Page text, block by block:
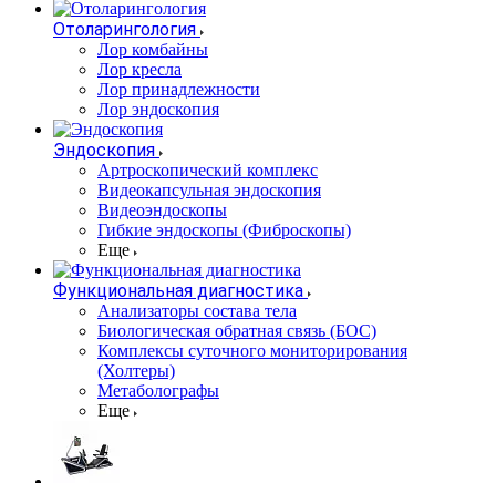
Отоларингология
Лор комбайны
Лор кресла
Лор принадлежности
Лор эндоскопия
Эндоскопия
Артроскопический комплекс
Видеокапсульная эндоскопия
Видеоэндоскопы
Гибкие эндоскопы (Фиброcкопы)
Еще
Функциональная диагностика
Анализаторы состава тела
Биологическая обратная связь (БОС)
Комплексы суточного мониторирования
(Холтеры)
Метаболографы
Еще